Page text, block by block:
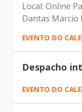
Local: Online
Dantas Marcio
Luciano de
Celso de Paula
Magnani
EVENTO DO
Despacho
EVENTO DO